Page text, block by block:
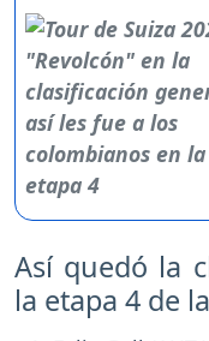
Así quedó la
la etapa 4 de